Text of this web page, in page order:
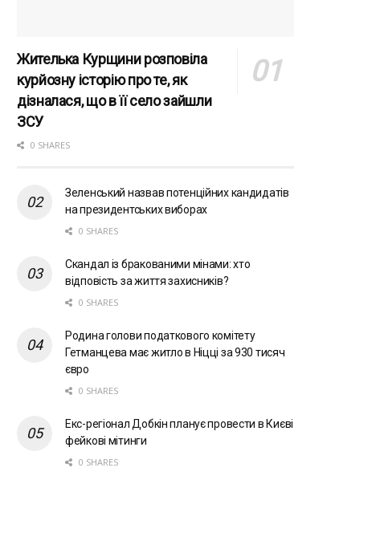
Жителька Курщини розповіла
курйозну історію про те, як
дізналася, що в її село зайшли
ЗСУ
0 SHARES
Зеленський назвав потенційних кандидатів
на президентських виборах
0 SHARES
Скандал із бракованими мінами: хто
відповість за життя захисників?
0 SHARES
Родина голови податкового комітету
Гетманцева має житло в Ніцці за 930 тисяч
євро
0 SHARES
Екс-регіонал Добкін планує провести в Києві
фейкові мітинги
0 SHARES